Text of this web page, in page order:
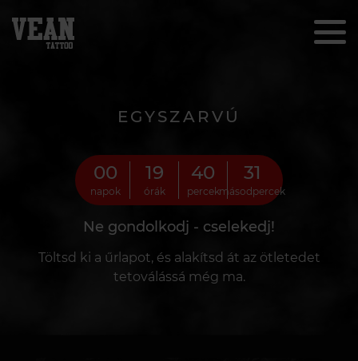
EGYSZARVÚ
00
napok
19
órák
40
percek
30
másodpercek
Ne gondolkodj - cselekedj!
Töltsd ki a űrlapot, és alakítsd át az ötletedet
tetoválássá még ma.